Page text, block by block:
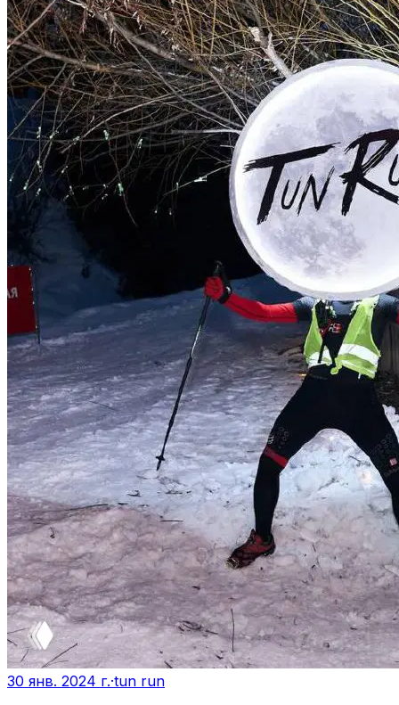
30 янв. 2024 г.·tun run